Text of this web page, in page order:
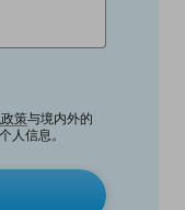
策与境内外的
人信息。